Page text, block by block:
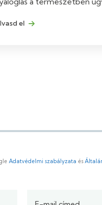
el
Adatvédelmi szabályzata és